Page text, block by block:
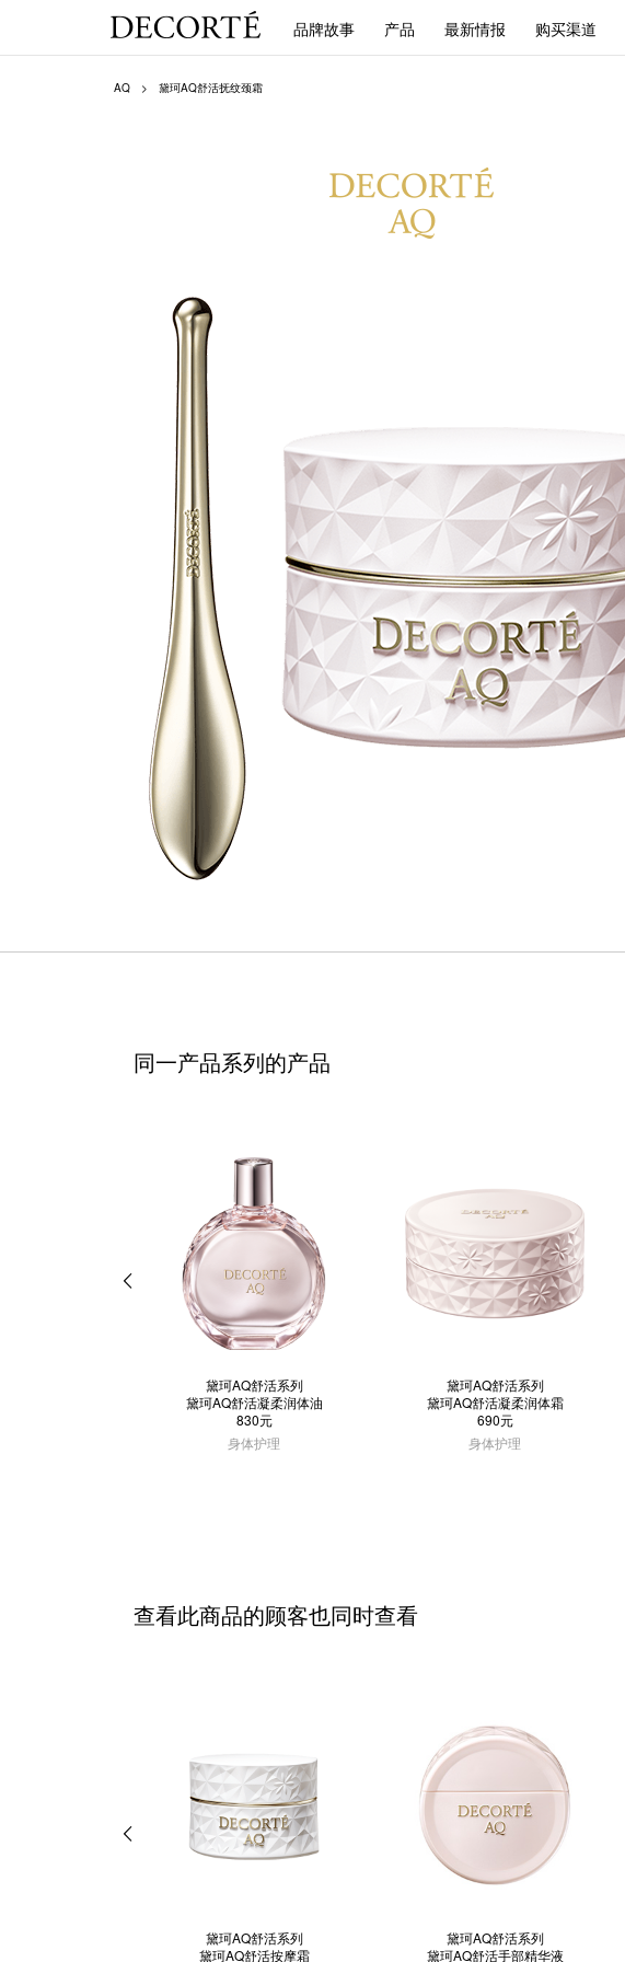
品牌故事 产品 最新情报 购买渠道
AQ 黛珂AQ舒活抚纹颈霜
同一产品系列的产品
黛珂AQ舒活系列
黛珂AQ舒活凝柔润体油
830元
身体护理
黛珂AQ舒活系列
黛珂AQ舒活凝柔润体霜
690元
身体护理
查看此商品的顾客也同时查看
黛珂AQ舒活系列
黛珂AQ舒活按摩霜
黛珂AQ舒活系列
黛珂AQ舒活手部精华液